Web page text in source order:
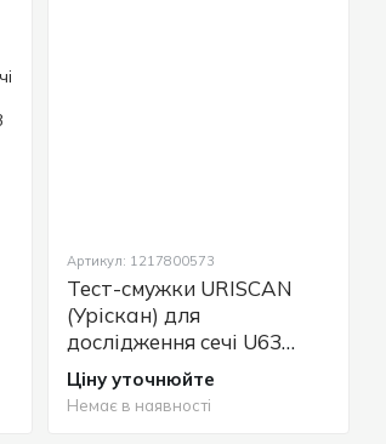
Артикул: 1217800573
Тест-смужки URISCAN
(Уріскан) для
дослідження сечі U63
11ACR, 100 шт.
Ціну уточнюйте
Немає в наявності